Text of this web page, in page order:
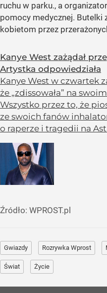
ruchu w parku., a
pomocy medycznej. Butelki
kobietom przez
Kanye West zażądał
Artystka odpowiedziała
Kanye West w czwartek
że „zdissowała” na
Wszystko przez to, że
ze swoich fanów
o raperze i tragedii na
Źródło: WPROST.pl
Gwiazdy Rozrywka Wprost
Świat Życie